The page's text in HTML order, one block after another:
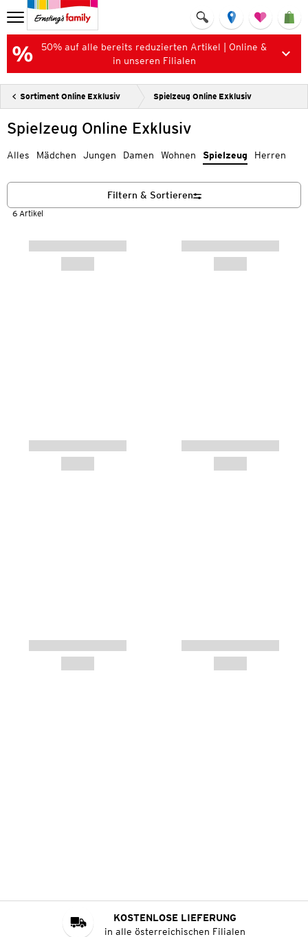
50% auf alle bereits reduzierten Artikel | Online &
in unseren Filialen
Sortiment Online Exklusiv Spielzeug Online Exklusiv
Spielzeug Online Exklusiv
Alles Mädchen Jungen Damen Wohnen Spielzeug Herren
6 Artikel
Filtern & Sortieren
KOSTENLOSE LIEFERUNG
in alle österreichischen Filialen